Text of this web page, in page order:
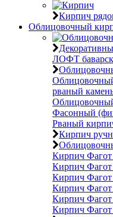
Кирпич
Облицовочный
ЛОФТ
рваный
Фасонный
Рваный
Кирпич
Кирпич Фагот
Кирпич Фагот
Кирпич
Кирпич
Кирпич Фагот
Кирпич